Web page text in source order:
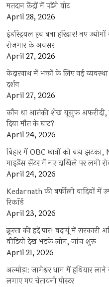
मतदान केंद्रों में पड़ेंगे वोट
April 28, 2026
इंडस्ट्रियल हब बना हरिद्वार! नए
रोजगार के अवसर
April 27, 2026
केदारनाथ में भक्तों के लिए नई
दर्शन
April 27, 2026
कौन था आतंकी शेख यूसुफ अफरीदी,
दिया मौत के घाट?
April 24, 2026
बिहार में OBC छात्रों को बड़ा
गाइडेंस सेंटर में नए दाखिले पर लगी
April 24, 2026
Kedarnath की बर्फीली वादियों में
रिकॉर्ड
April 23, 2026
क्रूरता की हदें पार! बदायूं में सरकारी
वीडियो देख भड़के लोग, जांच शुरू
April 21, 2026
अल्मोड़ा: जागेश्वर धाम में हथियार
लगाए गए चेतावनी पोस्टर